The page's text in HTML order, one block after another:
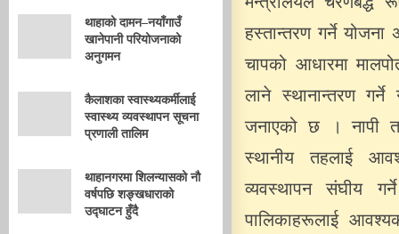
थाहाको दामन–नयाँगाउँ
खानेपानी परियोजनाको
अनुगमन
कैलाशका स्वास्थ्यकर्मीलाई
स्वास्थ्य व्यवस्थापन सूचना
प्रणाली तालिम
थाहानगरमा शिलन्यासको नौ
वर्षपछि शङ्खधाराको
उद्घाटन हुँदै
हस्तान्तरण गर्ने
चापको आधारमा
लाने स्थानान्तरण गर्ने
जनाएको छ । नापी
स्थानीय तहलाई
व्यवस्थापन संघीय
पालिकाहरूलाई